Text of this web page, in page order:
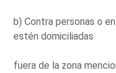
b) Contra personas o
estén domiciliadas
fuera de la zona